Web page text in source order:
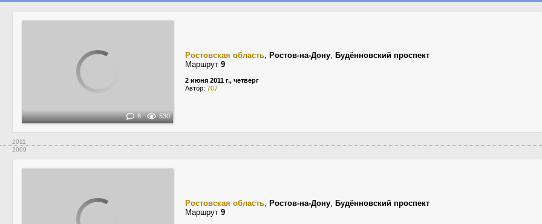
6 530
Ростовская область, Ростов-на-Дону, Будённовский проспект
Маршрут 9
2 июня 2011 г., четверг
Автор: 707
2011
2009
Ростовская область, Ростов-на-Дону, Будённовский проспект
Маршрут 9